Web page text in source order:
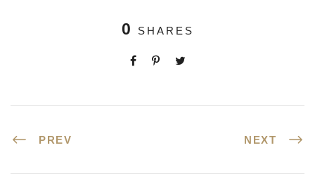
0 SHARES
PREV NEXT